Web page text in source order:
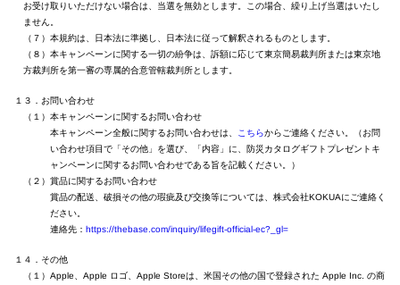
お受け取りいただけない場合は、当選を無効とします。この場合、繰り上げ当選はいたし
ません。
（７）本規約は、日本法に準拠し、日本法に従って解釈されるものとします。
（８）本キャンペーンに関する一切の紛争は、訴額に応じて東京簡易裁判所または東京地
方裁判所を第一審の専属的合意管轄裁判所とします。
１３．お問い合わせ
（１）本キャンペーンに関するお問い合わせ
本キャンペーン全般に関するお問い合わせは、 こちらからご連絡ください。（お問
い合わせ項目で「その他」を選び、「内容」に、防災カタログギフトプレゼントキ
ャンペーンに関するお問い合わせである旨を記載ください。）
（２）賞品に関するお問い合わせ
賞品の配送、破損その他の瑕疵及び交換等については、株式会社KOKUAにご連絡く
ださい。
連絡先： https://thebase.com/inquiry/lifegift-official-ec?_gl=
１４．その他
（１）Apple、Apple ロゴ、Apple Storeは、米国その他の国で登録された Apple Inc. の商